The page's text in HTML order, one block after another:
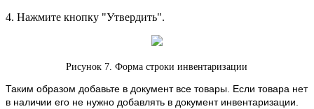
4. Нажмите кнопку "Утвердить".
Рисунок 7. Форма строки инвентаризации
Таким образом добавьте в документ все товары. Если товара нет
в наличии его не нужно добавлять в документ инвентаризации.